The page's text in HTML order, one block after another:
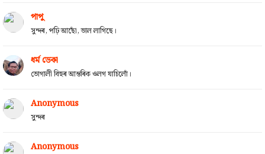
পাপু
সুন্দৰ, পঢ়ি আছোঁ, ভাল লাগিছে।
ধৰ্ম ডেকা
ভোগালী বিহুৰ আন্তৰিক ওলগ যাচিলোঁ।
Anonymous
সুন্দৰ
Anonymous